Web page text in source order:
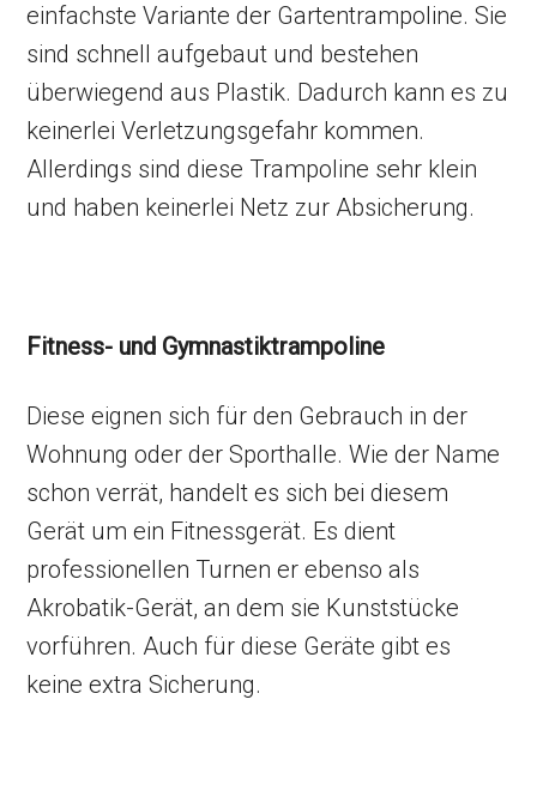
einfachste Variante der Gartentrampoline. Sie
sind schnell aufgebaut und bestehen
überwiegend aus Plastik. Dadurch kann es zu
keinerlei Verletzungsgefahr kommen.
Allerdings sind diese Trampoline sehr klein
und haben keinerlei Netz zur Absicherung.
Fitness- und Gymnastiktrampoline
Diese eignen sich für den Gebrauch in der
Wohnung oder der Sporthalle. Wie der Name
schon verrät, handelt es sich bei diesem
Gerät um ein Fitnessgerät. Es dient
professionellen Turnen er ebenso als
Akrobatik-Gerät, an dem sie Kunststücke
vorführen. Auch für diese Geräte gibt es
keine extra Sicherung.